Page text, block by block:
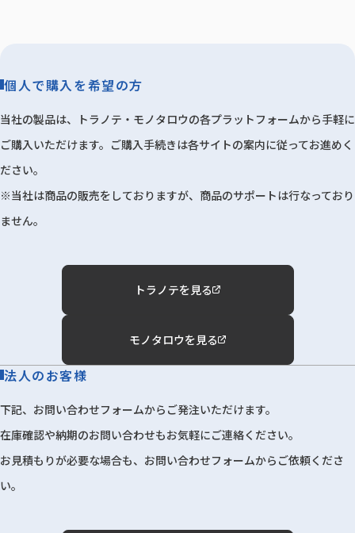
個人で購入を希望の方
当社の製品は、トラノテ・モノタロウの各プラットフォームから手軽に
ご購入いただけます。ご購入手続きは各サイトの案内に従ってお進めく
ださい。
※当社は商品の販売をしておりますが、商品のサポートは行なっており
ません。
トラノテを見る
モノタロウを見る
法人のお客様
下記、お問い合わせフォームからご発注いただけます。
在庫確認や納期のお問い合わせもお気軽にご連絡ください。
お見積もりが必要な場合も、お問い合わせフォームからご依頼くださ
い。